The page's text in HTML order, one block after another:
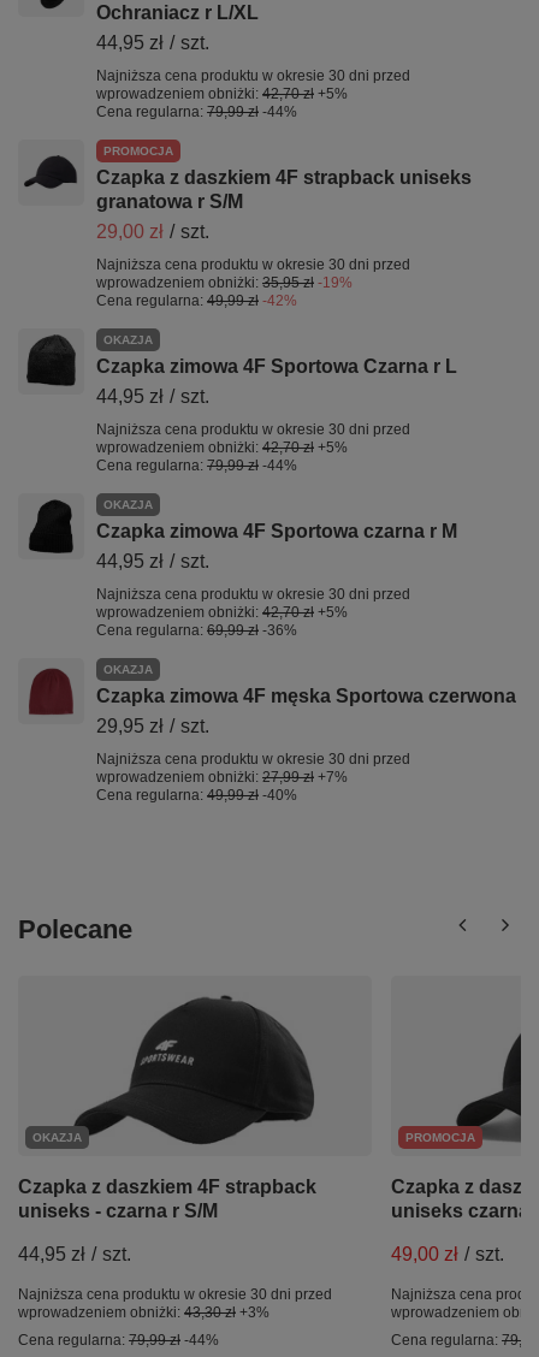
Ochraniacz r L/XL
44,95 zł / szt.
Najniższa cena produktu w okresie 30 dni przed
wprowadzeniem obniżki: 42,70 zł +5%
Cena regularna: 79,99 zł -44%
PROMOCJA
Czapka z daszkiem 4F strapback uniseks
granatowa r S/M
29,00 zł / szt.
Najniższa cena produktu w okresie 30 dni przed
wprowadzeniem obniżki: 35,95 zł -19%
Cena regularna: 49,99 zł -42%
OKAZJA
Czapka zimowa 4F Sportowa Czarna r L
44,95 zł / szt.
Najniższa cena produktu w okresie 30 dni przed
wprowadzeniem obniżki: 42,70 zł +5%
Cena regularna: 79,99 zł -44%
OKAZJA
Czapka zimowa 4F Sportowa czarna r M
44,95 zł / szt.
Najniższa cena produktu w okresie 30 dni przed
wprowadzeniem obniżki: 42,70 zł +5%
Cena regularna: 69,99 zł -36%
OKAZJA
Czapka zimowa 4F męska Sportowa czerwona
29,95 zł / szt.
Najniższa cena produktu w okresie 30 dni przed
wprowadzeniem obniżki: 27,99 zł +7%
Cena regularna: 49,99 zł -40%
Polecane
OKAZJA
Czapka z daszkiem 4F strapback
uniseks - czarna r S/M
44,95 zł / szt.
Najniższa cena produktu w okresie 30 dni przed
wprowadzeniem obniżki: 43,30 zł +3%
Cena regularna: 79,99 zł -44%
PROMOCJA
Czapka z
uniseks czarna
49,00 zł / szt.
Najniższa cena
wprowadzeniem
Cena regularna: 79,99